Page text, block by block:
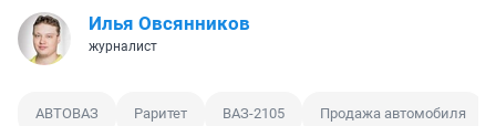
Илья Овсянников
журналист
АВТОВАЗ Раритет ВАЗ-2105 Продажа автомобиля